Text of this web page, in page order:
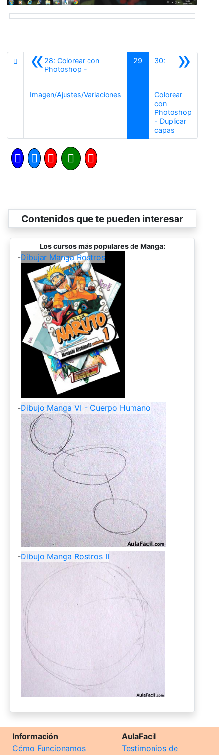
«28: Colorear con
Photoshop -
Imagen/Ajustes/VariacionesAnterior
29 »
30:
Colorear
con
Photoshop
- Duplicar
capasSiguiente
Contenidos que te pueden interesar
Los cursos más populares de Manga:
-Dibujar Manga Rostros
-Dibujo Manga VI - Cuerpo Humano
-Dibujo Manga Rostros II
Información
Cómo Funcionamos
AulaFacil
Testimonios de